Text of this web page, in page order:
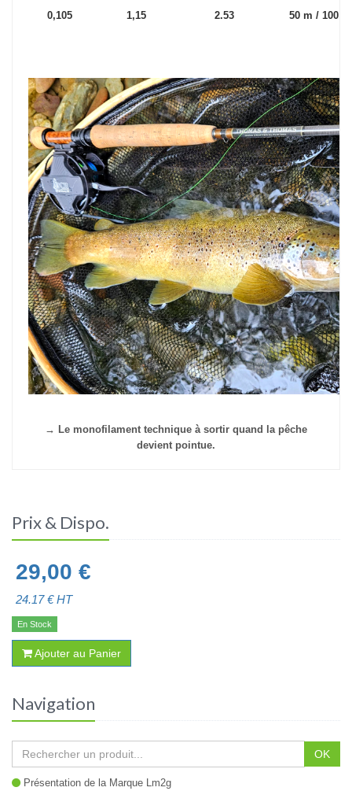
0,105
1,15 2.53 50 m /
→ Le monofilament technique à sortir quand la pêche
devient pointue.
Prix & Dispo.
29,00 €
24.17€ HT
En Stock
Ajouter au Panier
Navigation
OK
Présentation de la Marque Lm2g